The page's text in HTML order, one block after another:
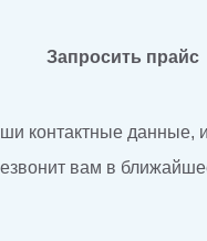
Запросить прайс
контактные данные,
вам в